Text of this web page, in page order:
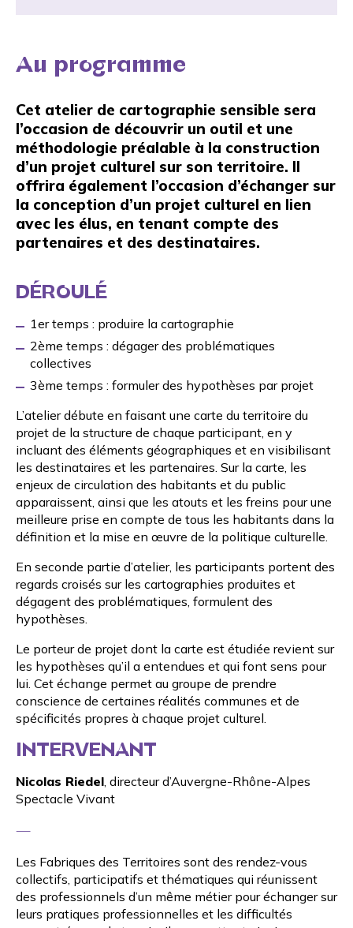
Au programme
Cet atelier de cartographie sensible sera
l’occasion de découvrir un outil et une
méthodologie préalable à la construction
d’un projet culturel sur son territoire. Il
offrira également l’occasion d’échanger sur
la conception d’un projet culturel en lien
avec les élus, en tenant compte des
partenaires et des destinataires.
DÉROULÉ
1er temps : produire la cartographie
2ème temps : dégager des problématiques
collectives
3ème temps : formuler des hypothèses par projet
L’atelier débute en faisant une carte du territoire du
projet de la structure de chaque participant, en y
incluant des éléments géographiques et en visibilisant
les destinataires et les partenaires. Sur la carte, les
enjeux de circulation des habitants et du public
apparaissent, ainsi que les atouts et les freins pour une
meilleure prise en compte de tous les habitants dans la
définition et la mise en œuvre de la politique culturelle.
En seconde partie d’atelier, les participants portent des
regards croisés sur les cartographies produites et
dégagent des problématiques, formulent des
hypothèses.
Le porteur de projet dont la carte est étudiée revient sur
les hypothèses qu’il a entendues et qui font sens pour
lui. Cet échange permet au groupe de prendre
conscience de certaines réalités communes et de
spécificités propres à chaque projet culturel.
INTERVENANT
Nicolas Riedel , directeur d’Auvergne-Rhône-Alpes
Spectacle Vivant
—
Les Fabriques des Territoires sont des rendez-vous
collectifs, participatifs et thématiques qui réunissent
des professionnels d’un même métier pour échanger sur
leurs pratiques professionnelles et les difficultés